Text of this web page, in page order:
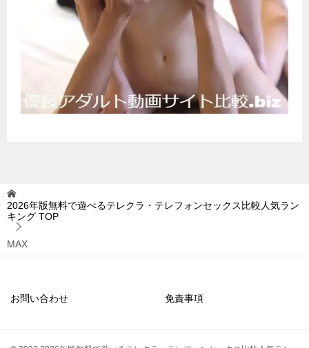
2026年版無料で遊べるテレクラ・テレフォンセックス比較人気ラン
キング TOP
MAX
お問い合わせ 免責事項